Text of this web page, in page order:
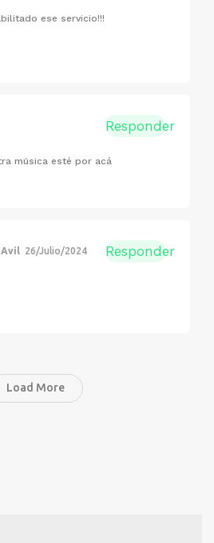
ese servicio!!!
Responder
música esté por acá
Avil 26/Julio/2024 Responder
Load More